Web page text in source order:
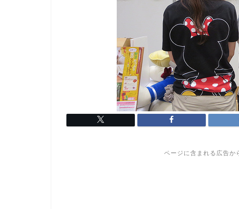
ページに含まれる広告か